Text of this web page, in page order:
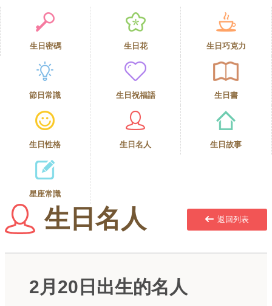
生日密碼 生日花 生日巧克力
節日常識 生日祝福語 生日書
生日性格 生日名人 生日故事
星座常識
生日名人 返回列表
2月20日出生的名人